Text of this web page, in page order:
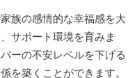
族の感情的な幸福感を大
サポート環境を育みま
ーの不安レベルを下げる
を築くことができます。